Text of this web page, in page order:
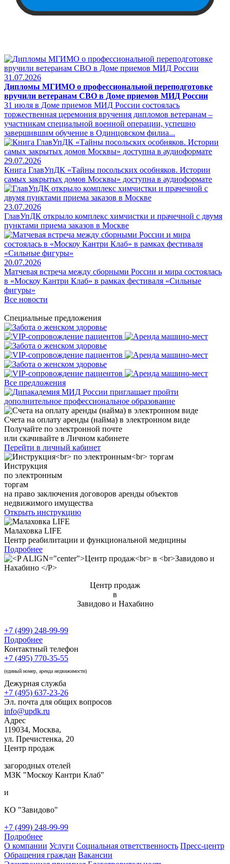
31.07.2026
Дипломы МГИМО о профессиональной переподготовке
вручили ветеранам СВО в Доме приемов МИД России
31 июля в Доме приемов МИД России состоялась
торжественная церемония вручения дипломов ветеранам –
участникам специальной военной операции, успешно
завершившим обучение в Одинцовском филиа...
29.07.2026
Книга ГлавУпДК «Тайны посольских особняков. Истории
самых закрытых домов Москвы» доступна в аудиоформате
23.07.2026
ГлавУпДК открыло комплекс химчистки и прачечной с двумя
пунктами приема заказов в Москве
20.07.2026
Матчевая встреча между сборными России и мира состоялась
в «Москоу Кантри Клаб» в рамках фестиваля «Сильные
фигуры»
Все новости
Специальные предложения
Все предложения
Счета на оплату аренды (найма) в электронном виде
Получайте по электронной почте
или скачивайте в Личном кабинете
Перейти в личный кабинет
Инструкция
по электронным
торгам
на право заключения договоров аренды объектов
недвижимого имущества
Открыть инструкцию
Малаховка LIFE
Центр реабилитации и функциональной медицины
Подробнее
Центр продаж
в
Завидово и Нахабино
+7 (499) 248-99-99
Подробнее
Контактный телефон
+7 (495) 770-35-55
(единый номер, аренда недвижимости)
Дежурная служба
+7 (495) 637-23-26
Эл. почта для общих вопросов
info@updk.ru
Адрес
119034, Москва,
ул. Пречистенка, 20
Центр продаж
загородных отелей
МЗК "Москоу Кантри Клаб"
и
КО "Завидово"
+7 (499) 248-99-99
Подробнее
О компании Услуги Социальная ответственность Пресс-центр
Обращения граждан Вакансии